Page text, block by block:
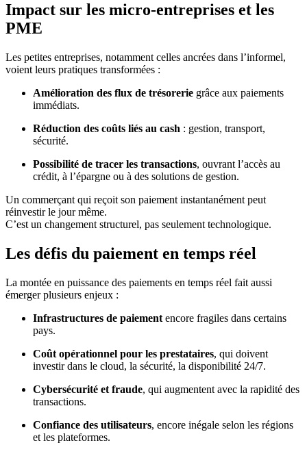
Impact sur les micro-entreprises et les
PME
Les petites entreprises, notamment celles ancrées dans l’informel,
voient leurs pratiques transformées :
Amélioration des flux de trésorerie grâce aux paiements
immédiats.
Réduction des coûts liés au cash : gestion, transport,
sécurité.
Possibilité de tracer les transactions, ouvrant l’accès au
crédit, à l’épargne ou à des solutions de gestion.
Un commerçant qui reçoit son paiement instantanément peut
réinvestir le jour même.
C’est un changement structurel, pas seulement technologique.
Les défis du paiement en temps réel
La montée en puissance des paiements en temps réel fait aussi
émerger plusieurs enjeux :
Infrastructures de paiement encore fragiles dans certains
pays.
Coût opérationnel pour les prestataires, qui doivent
investir dans le cloud, la sécurité, la disponibilité 24/7.
Cybersécurité et fraude, qui augmentent avec la rapidité des
transactions.
Confiance des utilisateurs, encore inégale selon les régions
et les plateformes.